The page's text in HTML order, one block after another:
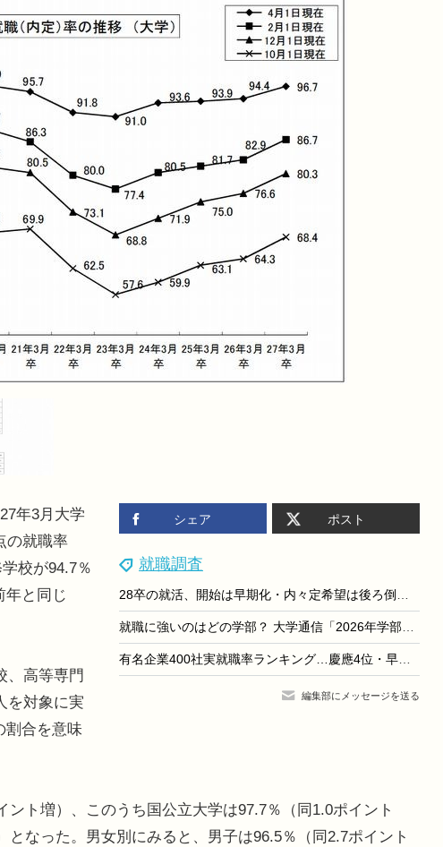
シェア ポスト
就職調査
28卒の就活、開始は早期化・内々定希望は後ろ倒し…dodaキャンパス調査
就職に強いのはどの学部？ 大学通信「2026年学部系統別実就職ランキング」
有名企業400社実就職率ランキング…慶應4位・早大9位
編集部にメッセージを送る
年3月大学
の就職率
校が94.7％
年と同じ
、高等専門
を対象に実
割合を意味
ト増）、このうち国公立大学は97.7％（同1.0ポイント
なった。男女別にみると、男子は96.5％（同2.7ポイント